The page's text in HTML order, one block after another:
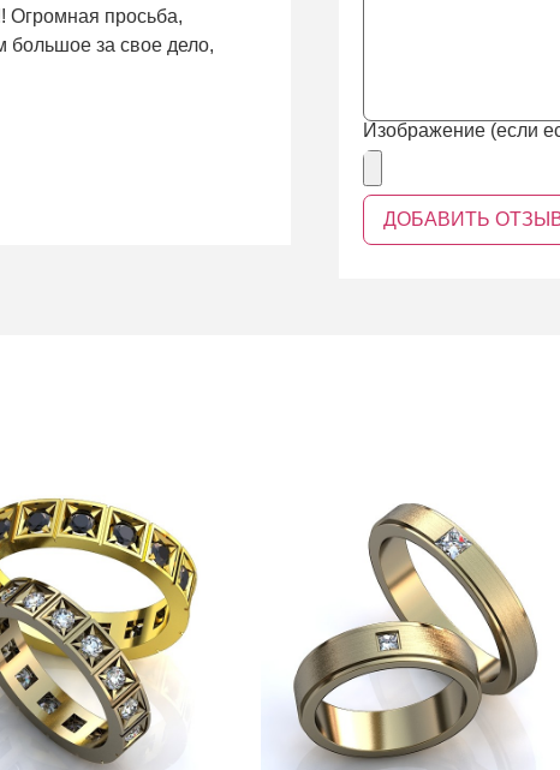
Огромная просьба,
большое за свое дело,
Изображение (если